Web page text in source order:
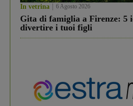
In vetrina 6 Agosto 2026
Gita di famiglia a Firenze: 5
divertire i tuoi figli